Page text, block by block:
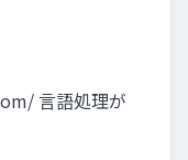
⾔語処理が